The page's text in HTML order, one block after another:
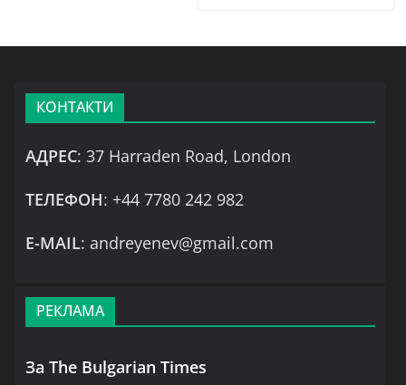
КОНТАКТИ
АДРЕС: 37 Harraden Road, London
ТЕЛЕФОН: +44 7780 242 982
Е-MAIL: andreyenev@gmail.com
РЕКЛАМА
За The Bulgarian Times